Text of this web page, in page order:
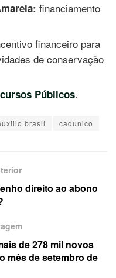
financiamento
financeiro para
de conservação
Públicos.
brasil cadunico
direito ao abono
de 278 mil novos
mês de setembro de